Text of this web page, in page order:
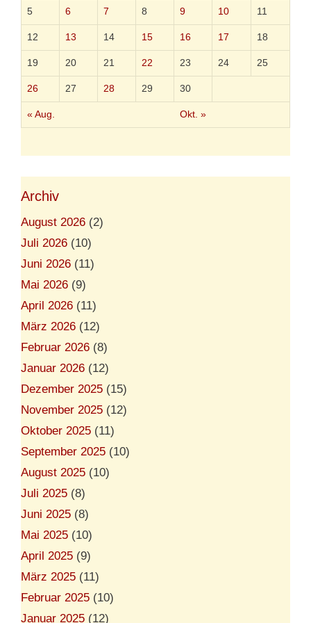
« Aug. Okt. »
5 6 7 8 9 10 11
12 13 14 15 16 17 18
19 20 21 22 23 24 25
26 27 28 29 30
Archiv
August 2026 (2)
Juli 2026 (10)
Juni 2026 (11)
Mai 2026 (9)
April 2026 (11)
März 2026 (12)
Februar 2026 (8)
Januar 2026 (12)
Dezember 2025 (15)
November 2025 (12)
Oktober 2025 (11)
September 2025 (10)
August 2025 (10)
Juli 2025 (8)
Juni 2025 (8)
Mai 2025 (10)
April 2025 (9)
März 2025 (11)
Februar 2025 (10)
Januar 2025 (12)